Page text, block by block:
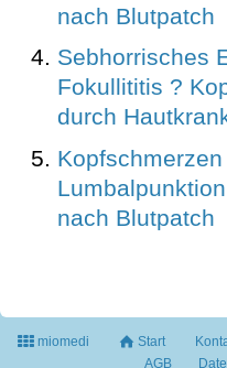
nach Blutpatch
Sebhorrisches
Fokullititis ?
durch
nach Blutpatch
miomedi Start
AGB